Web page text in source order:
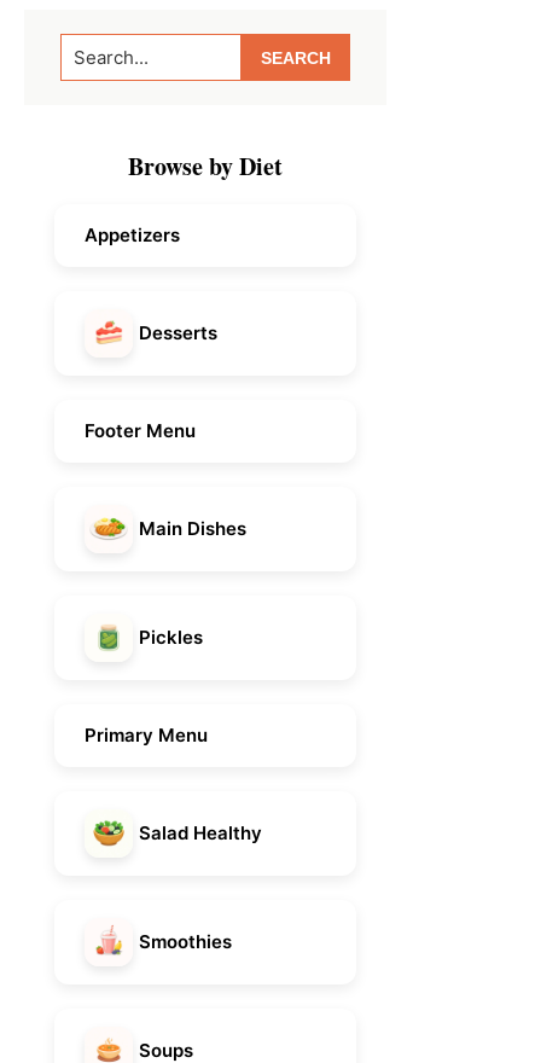
Primary
Sidebar
Search...
Browse by Diet
Appetizers
Desserts
Footer Menu
Main Dishes
Pickles
Primary Menu
Salad Healthy
Smoothies
Soups